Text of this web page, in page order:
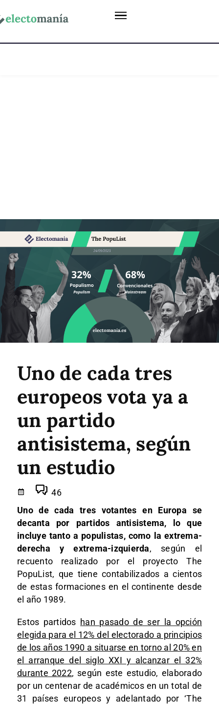
Uno de cada tres
europeos vota ya a
un partido
antisistema, según
un estudio
46
Uno de cada tres votantes en Europa se
decanta por partidos antisistema, lo que
incluye tanto a populistas, como la extrema-
derecha y extrema-izquierda, según el
recuento realizado por el proyecto The
PopuList, que tiene contabilizados a cientos
de estas formaciones en el continente desde
el año 1989.
Estos partidos han pasado de ser la opción
elegida para el 12% del electorado a principios
de los años 1990 a situarse en torno al 20% en
el arranque del siglo XXI y alcanzar el 32%
durante 2022, según este estudio, elaborado
por un centenar de académicos en un total de
31 países europeos y adelantado por ‘The